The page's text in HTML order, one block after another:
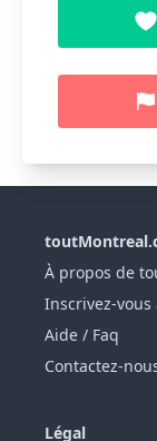
À propos de
Inscrivez-
Aide / Faq
Contactez-
Légal